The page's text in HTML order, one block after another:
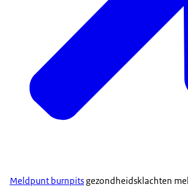
Meldpunt burnpitsgezondheidsklachten